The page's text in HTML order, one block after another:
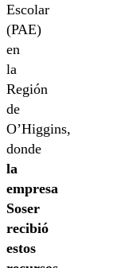
Escolar
(PAE)
en
la
Región
de
O’Higgins,
donde
la
empresa
Soser
recibió
estos